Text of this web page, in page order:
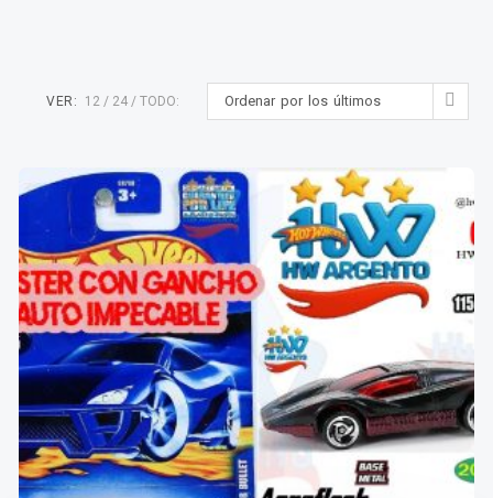
Ordenar por los últimos
VER: 12 24 TODO: